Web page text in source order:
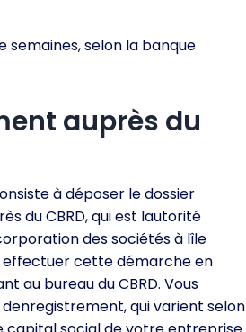
selon la banque
auprès du
à déposer le dossier
du CBRD, qui est lautorité
des sociétés à lîle
effectuer cette démarche en
au bureau du CBRD. Vous
qui varient selon